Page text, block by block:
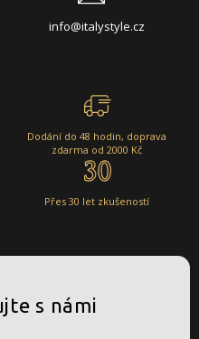
info@italystyle.cz
Dodání do 48 hodin, doprava
zdarma od 2000 Kč
Přes 30 let zkušeností
s námi